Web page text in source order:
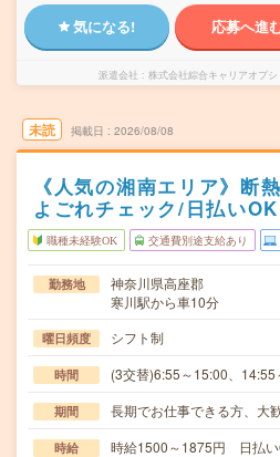
気になる! 応募へ進
派遣会社 株式会社綜合キャリアオプ
未読 掲載日 2026/08/08
《人気の湘南エリア》断
よごれチェック/日払いOK
職種未経験OK 交通費別途支給あり
勤務地
神奈川県高座郡
寒川駅から車10分
曜日頻度 シフト制
時間 (3交替)6:55～15:00、
期間 長期でお仕事できる方、大
時給 時給1500～1875円 日払い